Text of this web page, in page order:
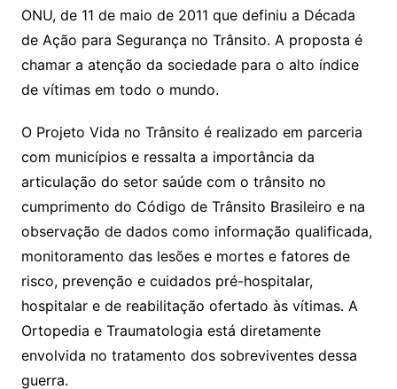
ONU, de 11 de maio de 2011 que definiu a Década
de Ação para Segurança no Trânsito. A proposta é
chamar a atenção da sociedade para o alto índice
de vítimas em todo o mundo.
O Projeto Vida no Trânsito é realizado em parceria
com municípios e ressalta a importância da
articulação do setor saúde com o trânsito no
cumprimento do Código de Trânsito Brasileiro e na
observação de dados como informação qualificada,
monitoramento das lesões e mortes e fatores de
risco, prevenção e cuidados pré-hospitalar,
hospitalar e de reabilitação ofertado às vítimas. A
Ortopedia e Traumatologia está diretamente
envolvida no tratamento dos sobreviventes dessa
guerra.